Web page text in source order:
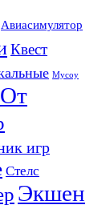
Авиасимулятор
Квест
Мусоу
От
игр
Стелс
Экшен